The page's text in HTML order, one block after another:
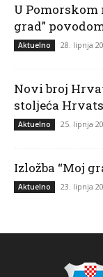
U Pomorskom
grad”
Aktuelno 28. lipnja
Novi broj
stoljeća
Aktuelno 25. lipnja
Izložba “Moj
Aktuelno 23. lipnja